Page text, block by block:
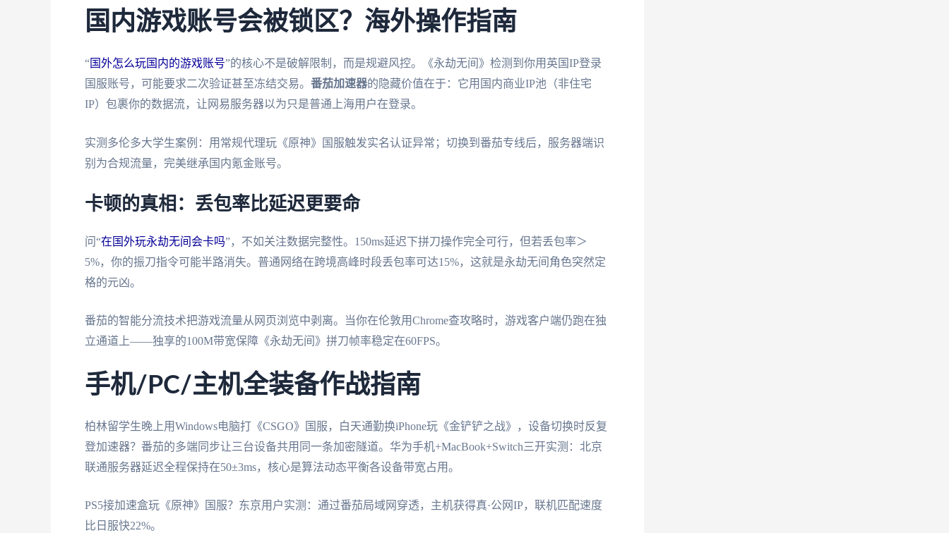
国内游戏账号会被锁区？海外操作指南
“国外怎么玩国内的游戏账号”的核心不是破解限制，而是规避风控。《永劫无间》检测到你用英国IP登录
国服账号，可能要求二次验证甚至冻结交易。 番茄加速器的隐藏价值在于：它用国内商业IP池（非住宅
IP）包裹你的数据流，让网易服务器以为只是普通上海用户在登录。
实测多伦多大学生案例：用常规代理玩《原神》国服触发实名认证异常；切换到番茄专线后，服务器端识
别为合规流量，完美继承国内氪金账号。
卡顿的真相：丢包率比延迟更要命
问“在国外玩永劫无间会卡吗”，不如关注数据完整性。150ms延迟下拼刀操作完全可行，但若丢包率＞
5%，你的振刀指令可能半路消失。普通网络在跨境高峰时段丢包率可达15%，这就是永劫无间角色突然定
格的元凶。
番茄的智能分流技术把游戏流量从网页浏览中剥离。当你在伦敦用Chrome查攻略时，游戏客户端仍跑在独
立通道上——独享的100M带宽保障《永劫无间》拼刀帧率稳定在60FPS。
手机/PC/主机全装备作战指南
柏林留学生晚上用Windows电脑打《CSGO》国服，白天通勤换iPhone玩《金铲铲之战》，设备切换时反复
登加速器？番茄的多端同步让三台设备共用同一条加密隧道。华为手机+MacBook+Switch三开实测：北京
联通服务器延迟全程保持在50±3ms，核心是算法动态平衡各设备带宽占用。
PS5接加速盒玩《原神》国服？东京用户实测：通过番茄局域网穿透，主机获得真·公网IP，联机匹配速度
比日服快22%。